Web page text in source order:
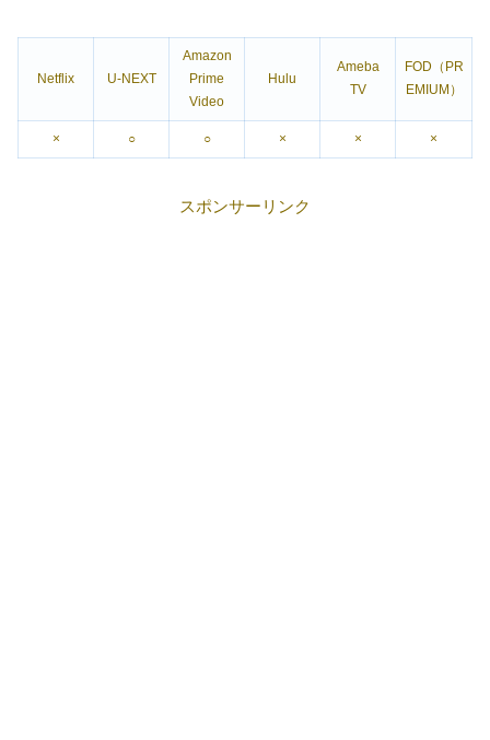
Netflix U-NEXT
Amazon
Prime
Video
Hulu
Ameba
TV
FOD（PR
EMIUM）
× ○ ○ × × ×
スポンサーリンク